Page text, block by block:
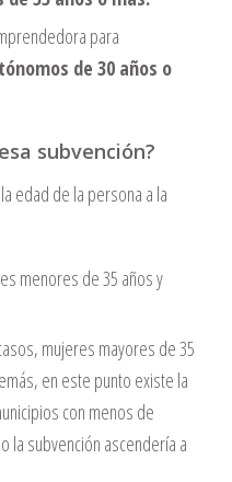
para
de 30 años o
subvención?
edad de la persona a la
menores de 35 años y
mujeres mayores de 35
en este punto existe la
con menos de
la subvención ascendería a